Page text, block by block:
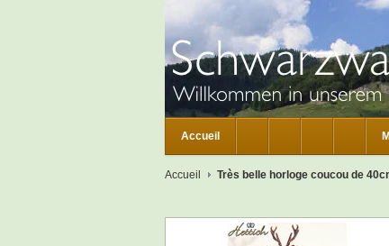
Accueil
Accueil Très belle horloge coucou de